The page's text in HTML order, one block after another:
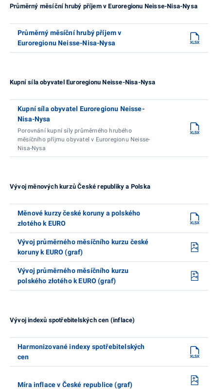
Průměrný měsíční hrubý příjem v Euroregionu Neisse-Nisa-Nysa
Průměrný měsíční hrubý příjem v
Euroregionu Neisse-Nisa-Nysa
Kupní síla obyvatel Euroregionu Neisse-Nisa-Nysa
Kupní síla obyvatel Euroregionu Neisse-
Nisa-Nysa
Porovnání kupní síly průměrného hrubého
měsíčního příjmu obyvatel v Euroregionu Neisse-
Nisa-Nysa
Vývoj měnových kurzů České republiky a Polska
Měnové kurzy české koruny a polského
złotého k EURO
Vývoj průměrného měsíčního kurzu české
koruny k EURO (graf)
Vývoj průměrného měsíčního kurzu
polského złotého k EURO (graf)
Vývoj indexů spotřebitelských cen (inflace)
Harmonizované indexy spotřebitelských
cen
Míra inflace v České republice (graf)